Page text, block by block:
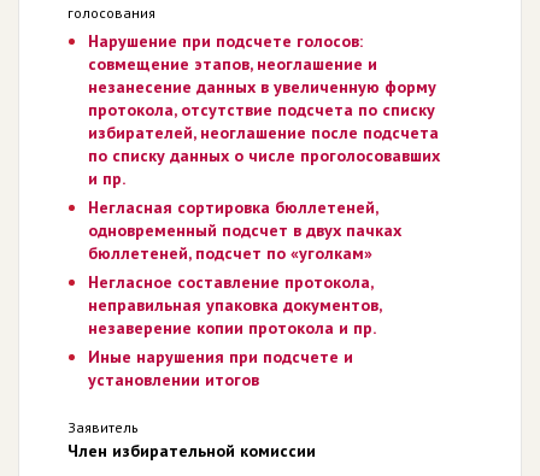
голосования
Нарушение при подсчете голосов:
совмещение этапов, неоглашение и
незанесение данных в увеличенную форму
протокола, отсутствие подсчета по списку
избирателей, неоглашение после подсчета
по списку данных о числе проголосовавших
и пр.
Негласная сортировка бюллетеней,
одновременный подсчет в двух пачках
бюллетеней, подсчет по «уголкам»
Негласное составление протокола,
неправильная упаковка документов,
незаверение копии протокола и пр.
Иные нарушения при подсчете и
установлении итогов
Заявитель
Член избирательной комиссии